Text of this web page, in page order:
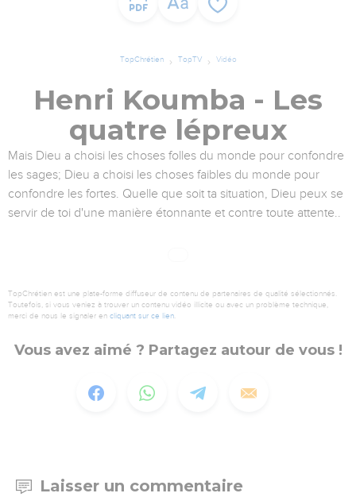
TopChrétien TopTV Vidéo
Henri Koumba - Les
quatre lépreux
Mais Dieu a choisi les choses folles du monde pour confondre
les sages; Dieu a choisi les choses faibles du monde pour
confondre les fortes. Quelle que soit ta situation, Dieu peux se
servir de toi d'une manière étonnante et contre toute attente..
TopChrétien est une plate-forme diffuseur de contenu de partenaires de qualité sélectionnés.
Toutefois, si vous veniez à trouver un contenu vidéo illicite ou avec un problème technique,
merci de nous le signaler en cliquant sur ce lien.
Vous avez aimé ? Partagez autour de vous !
Laisser un commentaire